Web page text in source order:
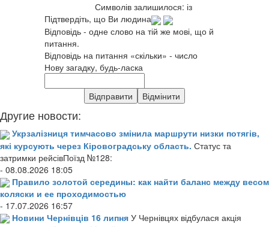
Символів залишилося: із
Підтвердіть, що Ви людина
Відповідь - одне слово на тій же мові, що й
питання.
Відповідь на питання «скільки» - число
Нову загадку, будь-ласка
Другие новости:
Укрзалізниця тимчасово змінила маршрути низки потягів,
які курсують через Кіровоградську область. Статус та
затримки рейсівПоїзд №128:
- 08.08.2026 18:05
Правило золотой середины: как найти баланс между весом
коляски и ее проходимостью
- 17.07.2026 16:57
Новини Чернівців 16 липня У Чернівцях відбулася акція